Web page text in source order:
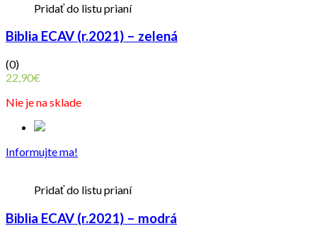
Pridať do listu prianí
Biblia ECAV (r.2021) – zelená
(0)
22,90€
Nie je na sklade
Informujte ma!
Pridať do listu prianí
Biblia ECAV (r.2021) – modrá